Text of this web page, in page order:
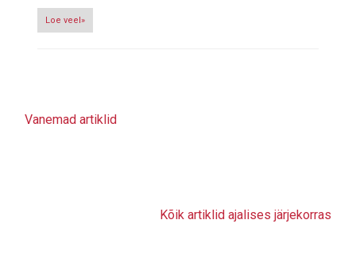
Loe veel»
Vanemad artiklid
Kõik artiklid ajalises järjekorras